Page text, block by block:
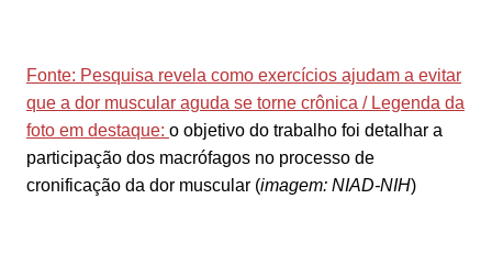
Fonte: Pesquisa revela como exercícios ajudam a evitar
que a dor muscular aguda se torne crônica / Legenda da
foto em destaque: o objetivo do trabalho foi detalhar a
participação dos macrófagos no processo de
cronificação da dor muscular (imagem: NIAD-NIH)